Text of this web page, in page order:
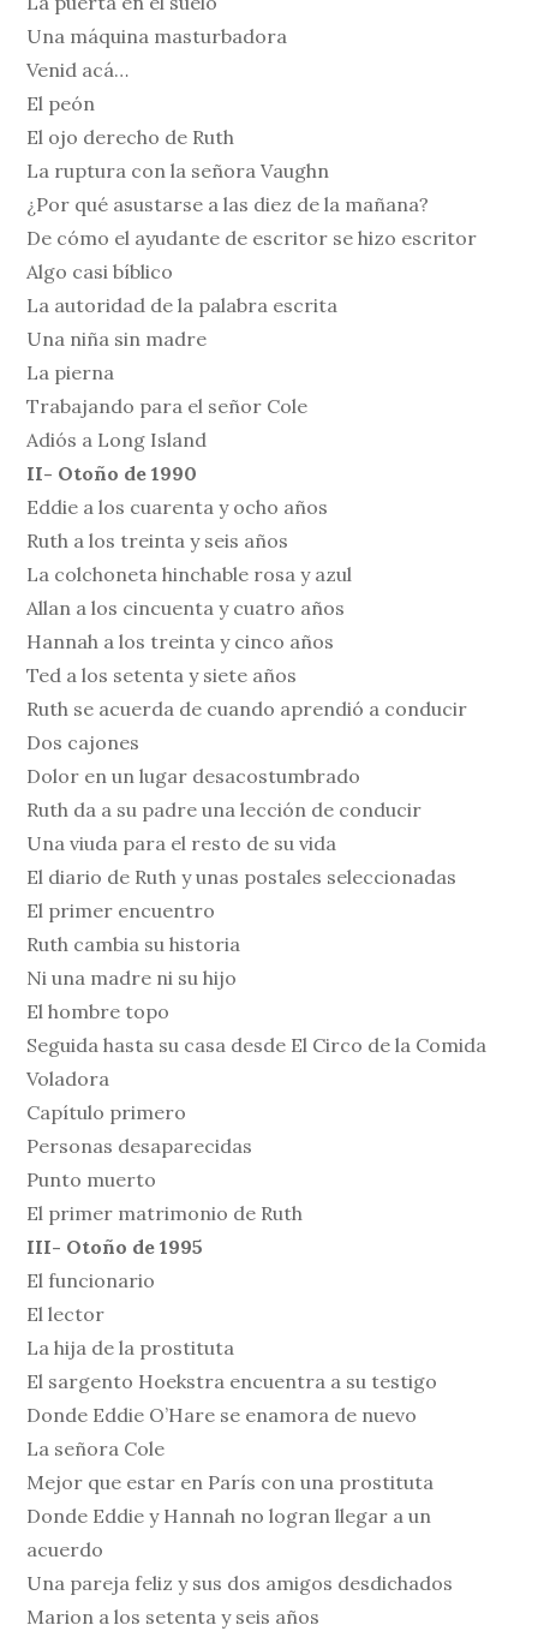
Una máquina masturbadora
Venid acá…
El peón
El ojo derecho de Ruth
La ruptura con la señora Vaughn
¿Por qué asustarse a las diez de la mañana?
De cómo el ayudante de escritor se hizo escritor
Algo casi bíblico
La autoridad de la palabra escrita
Una niña sin madre
La pierna
Trabajando para el señor Cole
Adiós a Long Island
II- Otoño de 1990
Eddie a los cuarenta y ocho años
Ruth a los treinta y seis años
La colchoneta hinchable rosa y azul
Allan a los cincuenta y cuatro años
Hannah a los treinta y cinco años
Ted a los setenta y siete años
Ruth se acuerda de cuando aprendió a conducir
Dos cajones
Dolor en un lugar desacostumbrado
Ruth da a su padre una lección de conducir
Una viuda para el resto de su vida
El diario de Ruth y unas postales seleccionadas
El primer encuentro
Ruth cambia su historia
Ni una madre ni su hijo
El hombre topo
Seguida hasta su casa desde El Circo de la Comida
Voladora
Capítulo primero
Personas desaparecidas
Punto muerto
El primer matrimonio de Ruth
III- Otoño de 1995
El funcionario
El lector
La hija de la prostituta
El sargento Hoekstra encuentra a su testigo
Donde Eddie O’Hare se enamora de nuevo
La señora Cole
Mejor que estar en París con una prostituta
Donde Eddie y Hannah no logran llegar a un
acuerdo
Una pareja feliz y sus dos amigos desdichados
Marion a los setenta y seis años